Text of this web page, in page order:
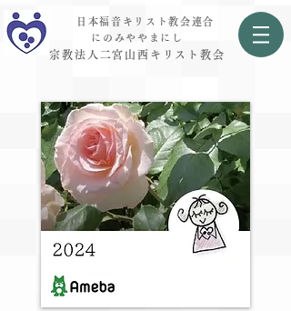
日本福音キリスト教会連合
にのみややまにし
宗教法人二宮山西キリスト教会